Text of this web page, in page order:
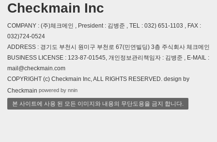
Checkmain Inc
COMPANY : (주)체크메인 , President : 김병준 , TEL : 032) 651-1103 , FAX :
032)724-0524
ADDRESS : 경기도 부천시 원미구 부천로 67(민연빌딩) 3층 주식회사 체크메인
BUSINESS LICENSE : 123-87-01545, 개인정보관리책임자 : 김병준 , E-MAIL :
mail@checkmain.com
COPYRIGHT (c) Checkmain Inc, ALL RIGHTS RESERVED. design by
Checkmain powered by nnin
본 사이트에 사용 된 모든 이미지와 내용의 무단도용을 금지 합니다.